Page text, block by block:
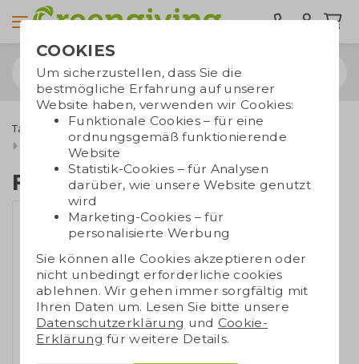
Taschen bedrucken Tragetaschen
Baumwolltaschen
Baumwollbeutel mit kordelzug
Fairtrade Rucksack
Fairtrade Rucksack
COOKIES
Um sicherzustellen, dass Sie die
bestmögliche Erfahrung auf unserer
Website haben, verwenden wir Cookies:
Funktionale Cookies – für eine
ordnungsgemäß funktionierende
Website
Statistik-Cookies – für Analysen
darüber, wie unsere Website genutzt
wird
Marketing-Cookies – für
personalisierte Werbung
Sie können alle Cookies akzeptieren oder
nicht unbedingt erforderliche cookies
ablehnen. Wir gehen immer sorgfältig mit
Ihren Daten um. Lesen Sie bitte unsere
Datenschutzerklärung und Cookie-
Erklärung für weitere Details.